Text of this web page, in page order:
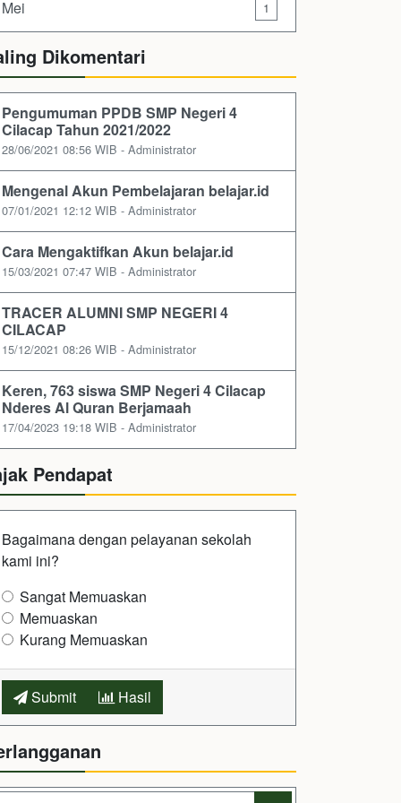
Mei 1
Dikomentari
Pengumuman PPDB SMP Negeri 4
Cilacap Tahun 2021/2022
28/06/2021 08:56 WIB - Administrator
Mengenal Akun Pembelajaran belajar.id
07/01/2021 12:12 WIB - Administrator
Cara Mengaktifkan Akun belajar.id
15/03/2021 07:47 WIB - Administrator
TRACER ALUMNI SMP NEGERI 4
CILACAP
15/12/2021 08:26 WIB - Administrator
Keren, 763 siswa SMP Negeri 4 Cilacap
Nderes Al Quran Berjamaah
17/04/2023 19:18 WIB - Administrator
Pendapat
Bagaimana dengan pelayanan sekolah
kami ini?
Sangat Memuaskan
Memuaskan
Kurang Memuaskan
Submit Hasil